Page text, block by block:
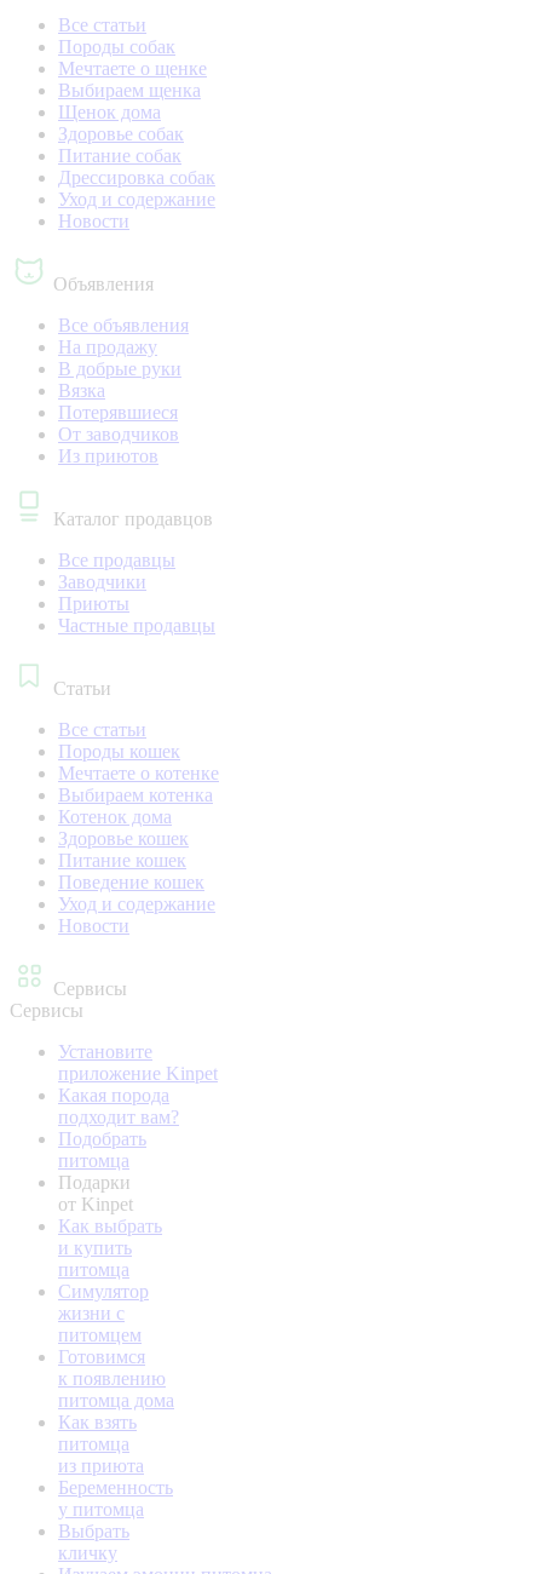
Все статьи
Породы собак
Мечтаете о щенке
Выбираем щенка
Щенок дома
Здоровье собак
Питание собак
Дрессировка собак
Уход и содержание
Новости
Объявления
Все объявления
На продажу
В добрые руки
Вязка
Потерявшиеся
От заводчиков
Из приютов
Каталог продавцов
Все продавцы
Заводчики
Приюты
Частные продавцы
Статьи
Все статьи
Породы кошек
Мечтаете о котенке
Выбираем котенка
Котенок дома
Здоровье кошек
Питание кошек
Поведение кошек
Уход и содержание
Новости
Сервисы
Сервисы
Установите
приложение Kinpet
Какая порода
подходит вам?
Подобрать
питомца
Подарки
от Kinpet
Как выбрать
и купить
питомца
Симулятор
жизни с
питомцем
Готовимся
к появлению
питомца дома
Как взять
питомца
из приюта
Беременность
у питомца
Выбрать
кличку